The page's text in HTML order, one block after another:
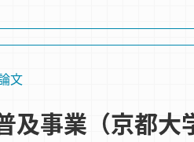
文
事業（京都大